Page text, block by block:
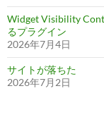
Widget Visibility
るプラグイン
2026年7月4日
サイトが落ちた
2026年7月2日